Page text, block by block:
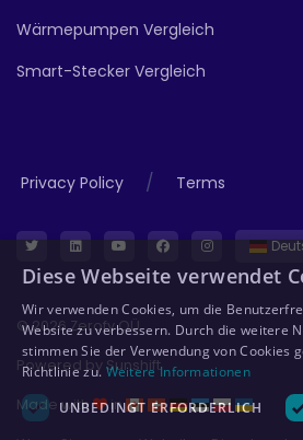
Wärmepumpen Vergleich
Smart-Stecker Vergleich
Privacy Policy / Terms
© 2026 Zerofy OÜ
Powered bySunshift
Made with in
Diese Webseite verwendet
Wir verwenden Cookies, um die
Website zu verbessern. Durch die weitere
stimmen Sie der Verwendung von Cookies
Richtlinie zu. Weitere Informationen
UNBEDINGT ERFORDERLICH